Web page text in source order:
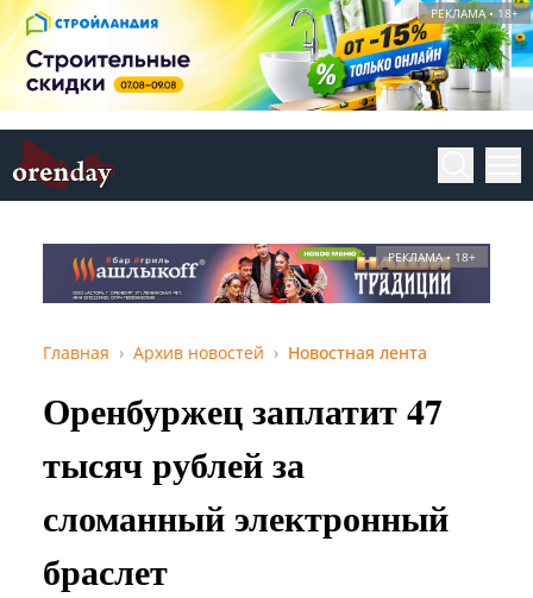
РЕКЛАМА • 18+
РЕКЛАМА • 18+
Главная Архив новостей Новостная лента
Оренбуржец заплатит 47
тысяч рублей за
сломанный электронный
браслет